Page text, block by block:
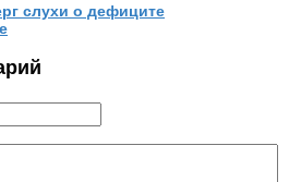
слухи о дефиците